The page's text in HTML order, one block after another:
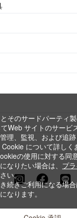
Privacy
そのサードパーティ製
Web サイトのサービ
理、監視、および追跡
について詳しく
の使用に対する同
なりたい場合は、 プ
い。
続きご利用になる場
なります。